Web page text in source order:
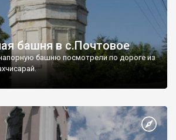
башня в с.Почтовое
башню посмотрели по дороге из